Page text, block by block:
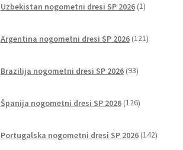
Uzbekistan nogometni dresi SP 2026 1izdelek
Argentina nogometni dresi SP 2026 121izdelkov
Brazilija nogometni dresi SP 2026 93izdelkov
Španija nogometni dresi SP 2026 126izdelkov
Portugalska nogometni dresi SP 2026 142